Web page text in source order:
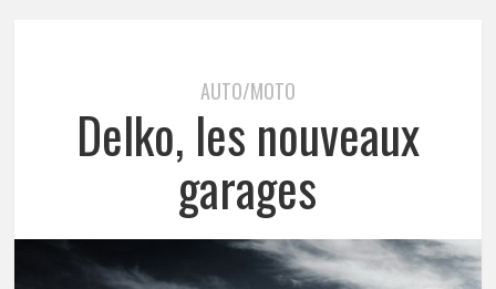
AUTO/MOTO
Delko, les nouveaux
garages